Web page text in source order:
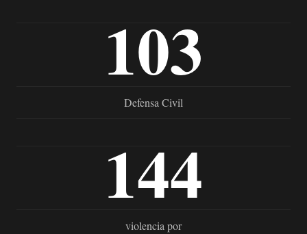
103
Defensa Civil
144
violencia por